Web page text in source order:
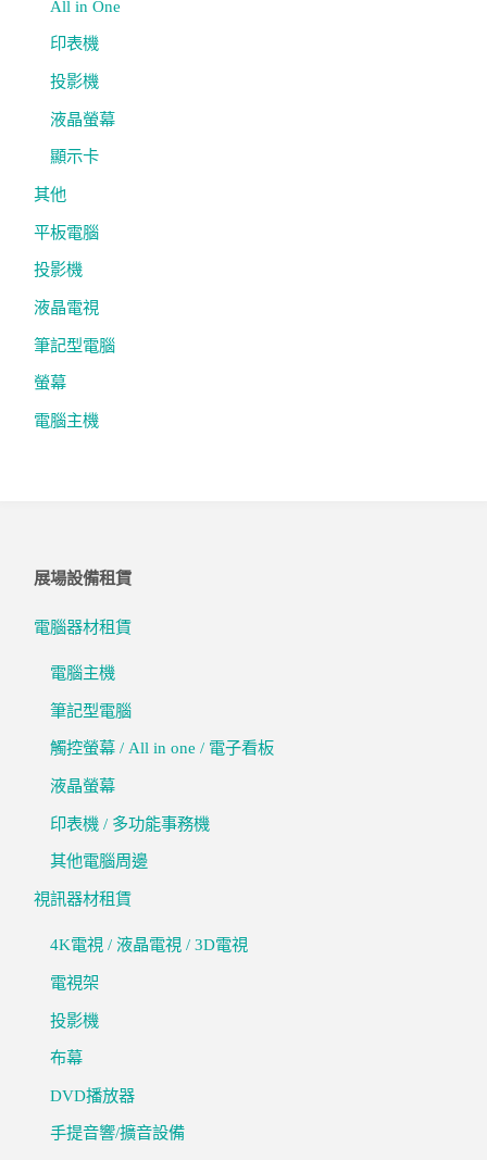
All in One
印表機
投影機
液晶螢幕
顯示卡
其他
平板電腦
投影機
液晶電視
筆記型電腦
螢幕
電腦主機
展場設備租賃
電腦器材租賃
電腦主機
筆記型電腦
觸控螢幕 / All in one / 電子看板
液晶螢幕
印表機 / 多功能事務機
其他電腦周邊
視訊器材租賃
4K電視 / 液晶電視 / 3D電視
電視架
投影機
布幕
DVD播放器
手提音響/擴音設備